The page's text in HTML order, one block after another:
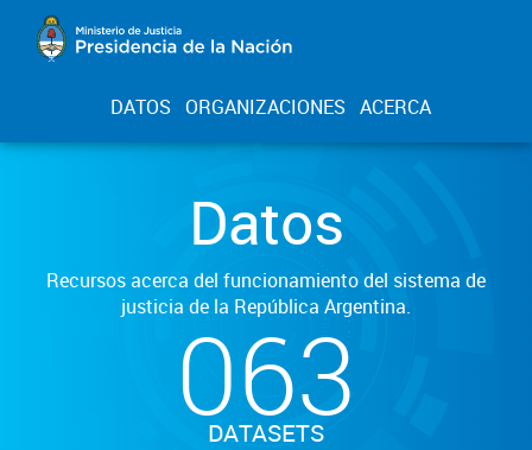
DATOS ORGANIZACIONES ACERCA
Datos
Recursos acerca del funcionamiento del sistema de
justicia de la República Argentina.
063
DATASETS